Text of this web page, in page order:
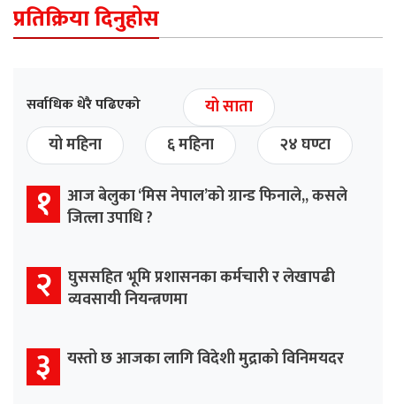
प्रतिक्रिया दिनुहोस
सर्वाधिक धेरै पढिएको
यो साता
यो महिना
६ महिना २४ घण्टा
१ आज बेलुका ‘मिस नेपाल’को ग्रान्ड फिनाले,, कसले
जित्ला उपाधि ?
२ घुससहित भूमि प्रशासनका कर्मचारी र लेखापढी
व्यवसायी नियन्त्रणमा
३ यस्तो छ आजका लागि विदेशी मुद्राको विनिमयदर